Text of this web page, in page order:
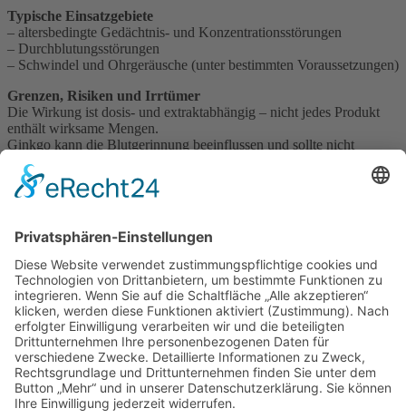
Typische Einsatzgebiete
– altersbedingte Gedächtnis- und Konzentrationsstörungen
– Durchblutungsstörungen
– Schwindel und Ohrgeräusche (unter bestimmten Voraussetzungen)
Grenzen, Risiken und Irrtümer
Die Wirkung ist dosis- und extraktabhängig – nicht jedes Produkt
enthält wirksame Mengen.
Ginkgo kann die Blutgerinnung beeinflussen und sollte nicht
unkritisch mit gerinnungshemmenden Wirkstoffen kombiniert
werden.
Irrtum: Ginkgo „macht schlau“. Die Effekte sind moderat und nicht
Apotheker-Einordnung
Ginkgo kann bei klarer Indikation sinnvoll sein – vorausgesetzt, der
Extrakt ist standardisiert und ausreichend dosiert. Billigprodukte
ohne definierte Inhaltsstoffe sind meist wirkungslos.
Impressum
Datenschutzerklärung
Sitemap
Login
Apotheken-Bloggen
einetoolboxx-mediaWebsite